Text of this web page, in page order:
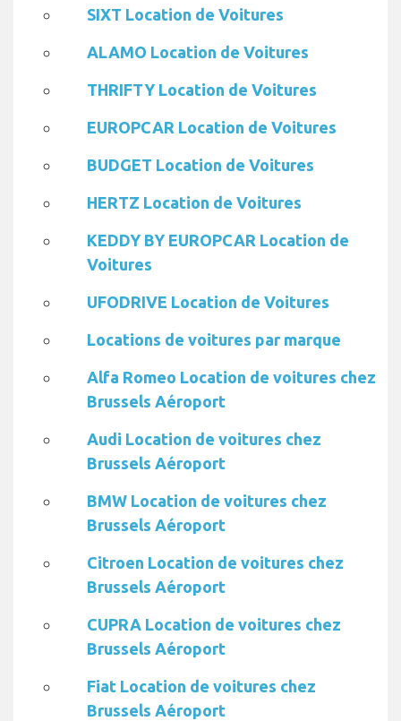
SIXT Location de Voitures
ALAMO Location de Voitures
THRIFTY Location de Voitures
EUROPCAR Location de Voitures
BUDGET Location de Voitures
HERTZ Location de Voitures
KEDDY BY EUROPCAR Location de
Voitures
UFODRIVE Location de Voitures
Locations de voitures par marque
Alfa Romeo Location de voitures chez
Brussels Aéroport
Audi Location de voitures chez
Brussels Aéroport
BMW Location de voitures chez
Brussels Aéroport
Citroen Location de voitures chez
Brussels Aéroport
CUPRA Location de voitures chez
Brussels Aéroport
Fiat Location de voitures chez
Brussels Aéroport